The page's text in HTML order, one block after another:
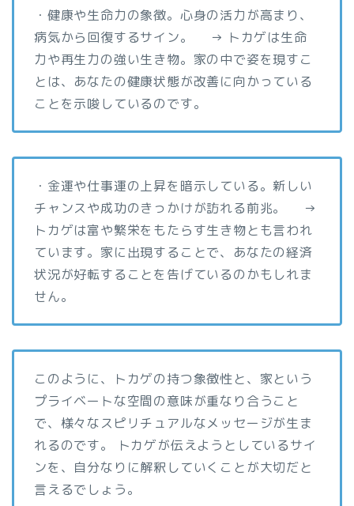
・健康や生命力の象徴。心身の活力が高まり、
病気から回復するサイン。 → トカゲは生命
力や再生力の強い生き物。家の中で姿を現すこ
とは、あなたの健康状態が改善に向かっている
ことを示唆しているのです。
・金運や仕事運の上昇を暗示している。新しい
チャンスや成功のきっかけが訪れる前兆。 →
トカゲは富や繁栄をもたらす生き物とも言われ
ています。家に出現することで、あなたの経済
状況が好転することを告げているのかもしれま
せん。
このように、トカゲの持つ象徴性と、家という
プライベートな空間の意味が重なり合うこと
で、様々なスピリチュアルなメッセージが生ま
れるのです。 トカゲが伝えようとしているサイ
ンを、自分なりに解釈していくことが大切だと
言えるでしょう。